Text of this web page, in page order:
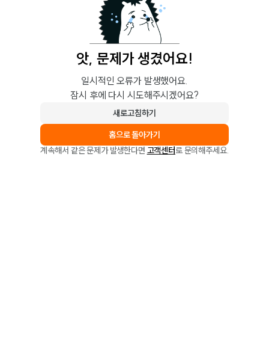
앗, 문제가 생겼어요!
일시적인 오류가 발생했어요.
잠시 후에 다시 시도해주시겠어요?
새로고침하기
홈으로 돌아가기
계속해서 같은 문제가 발생한다면 고객센터로 문의해주세요.